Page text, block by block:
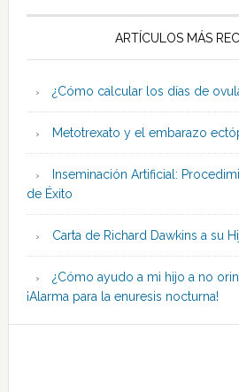
ARTÍCULOS MÁS
¿Cómo calcular los días de
Metotrexato y el embarazo
Inseminación Artificial:
de Éxito
Carta de Richard Dawkins a su
¿Cómo ayudo a mi hijo a no
¡Alarma para la enuresis nocturna!